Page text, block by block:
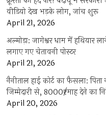
वीडियो देख भड़के लोग, जांच शुरू
April 21, 2026
अल्मोड़ा: जागेश्वर धाम में हथियार
लगाए गए चेतावनी पोस्टर
April 21, 2026
नैनीताल हाई कोर्ट का फैसला:
जिम्मेदारी से, 8000₹/माह देने का
April 20, 2026